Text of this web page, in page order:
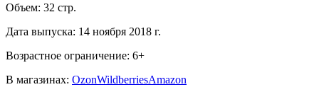
Объем: 32 стр.
Дата выпуска: 14 ноября 2018 г.
Возрастное ограничение: 6+
В магазинах: OzonWildberriesAmazon